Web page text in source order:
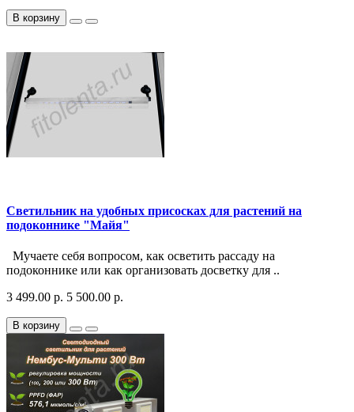
В корзину
Светильник на удобных присосках для растений на
подоконнике "Майя"
Мучаете себя вопросом, как осветить рассаду на
подоконнике или как организовать досветку для ..
3 499.00 р. 5 500.00 р.
В корзину